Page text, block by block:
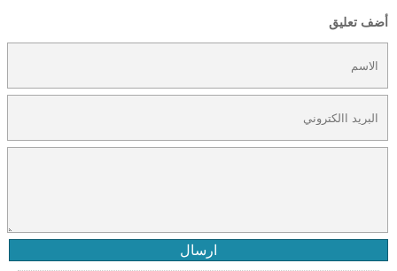
أضف تعليق
ارسال